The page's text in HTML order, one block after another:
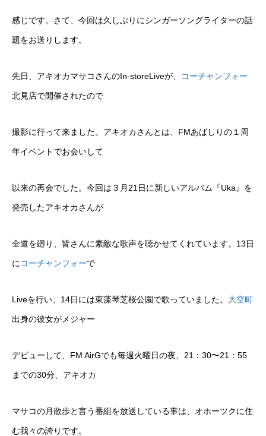
感じです。さて、今回は久しぶりにシンガーソングライターの話
題をお送りします。
先日、アキオカマサコさんのIn-storeLiveが、 コーチャンフォー
北見店で開催されたので
撮影に行って来ました。アキオカさんとは、FMあばしりの１周
年イベントでお会いして
以来の再会でした。今回は３月21日に新しいアルバム『Uka』を
発売したアキオカさんが
全道を廻り、皆さんに素敵な歌声を聴かせてくれています。13日
に コーチャンフォーで
Liveを行い、14日には東藻琴芝桜公園で歌っていました。 大空町
出身の彼女がメジャー
デビューして、FM AirGでも毎週火曜日の夜、21：30〜21：55
までの30分、アキオカ
マサコの月散歩と言う番組を放送している事は、オホーツクに住
む我々の誇りです。